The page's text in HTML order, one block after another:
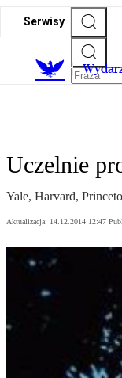
Serwisy
Uczelnie
Yale, Harvard,
Aktualizacja: 14.12.2014 12:47